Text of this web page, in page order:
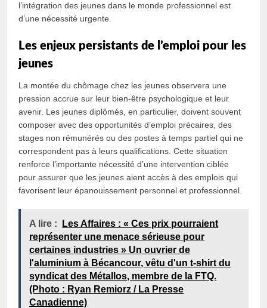
l’intégration des jeunes dans le monde professionnel est
d’une nécessité urgente.
Les enjeux persistants de l’emploi pour les
jeunes
La montée du chômage chez les jeunes observera une
pression accrue sur leur bien-être psychologique et leur
avenir. Les jeunes diplômés, en particulier, doivent souvent
composer avec des opportunités d’emploi précaires, des
stages non rémunérés ou des postes à temps partiel qui ne
correspondent pas à leurs qualifications. Cette situation
renforce l’importante nécessité d’une intervention ciblée
pour assurer que les jeunes aient accès à des emplois qui
favorisent leur épanouissement personnel et professionnel.
A lire :
Les Affaires : « Ces prix pourraient
représenter une menace sérieuse pour
certaines industries » Un ouvrier de
l'aluminium à Bécancour, vêtu d'un t-shirt du
syndicat des Métallos, membre de la FTQ.
(Photo : Ryan Remiorz / La Presse
Canadienne)